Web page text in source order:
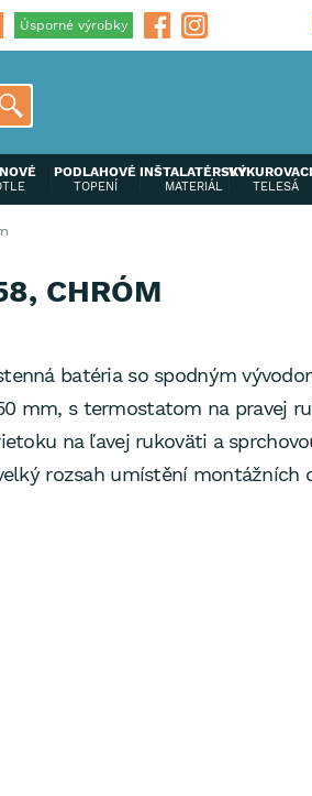
Úsporné výrobky
PODLAHOVÉ
TOPENÍ
INŠTALATÉRSKÝ
MATERIÁL TELESÁ
CHRÓM
batéria so spodným
mm, s termostatom na pravej
na ľavej rukoväti a
rozsah umístění montážních